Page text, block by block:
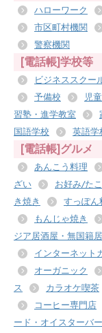
ハローワーク
市区町村機関
警察機関
[電話帳]学校等
ビジネススクー
予備校
児
習塾・進学教室
国語学校
英語学
[電話帳]グルメ
あんこう料理
ざい
お好み/た
き焼き
すっぽん
もんじゃ焼き
ジア居酒屋・無国籍
インターネット
オーガニック
ス
カラオケ喫茶
コーヒー専門店
ード・オイスターバー